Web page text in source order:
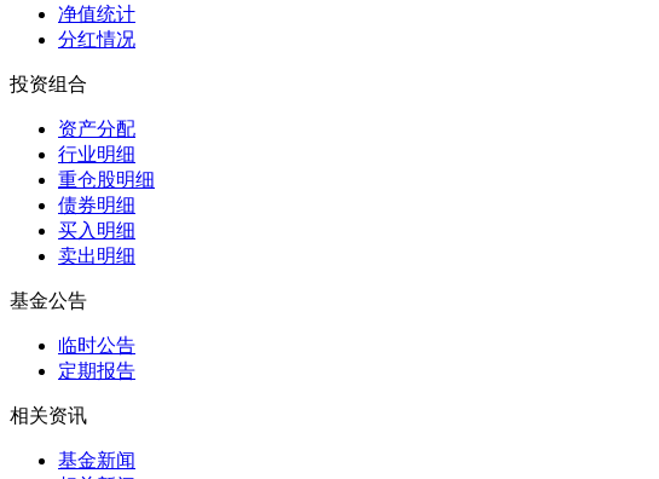
净值统计
分红情况
投资组合
资产分配
行业明细
重仓股明细
债券明细
买入明细
卖出明细
基金公告
临时公告
定期报告
相关资讯
基金新闻